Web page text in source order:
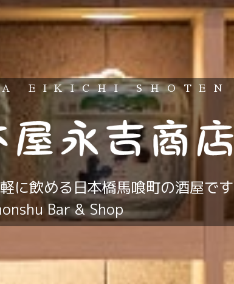
EIKICHI SHOTEN
に飲める日本橋馬喰町の酒屋です
Bar & Shop